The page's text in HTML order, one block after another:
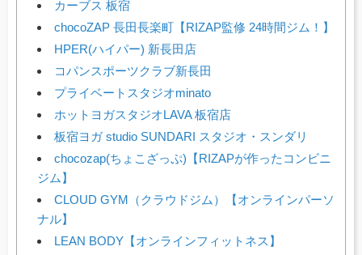
カーブス 板宿
chocoZAP 長田長楽町【RIZAP監修 24時間ジム！】
HPER(ハイパー) 新長田店
コパンスポーツクラブ新長田
プライベートスタジオminato
ホットヨガスタジオLAVA 板宿店
板宿ヨガ studio SUNDARI スタジオ・スンダリ
chocozap(ちょこざっぷ)【RIZAPが作ったコンビニ
ジム】
CLOUD GYM（クラウドジム）【オンラインパーソ
ナル】
LEAN BODY【オンラインフィットネス】